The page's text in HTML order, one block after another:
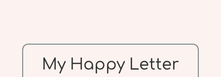
My Happy Letter